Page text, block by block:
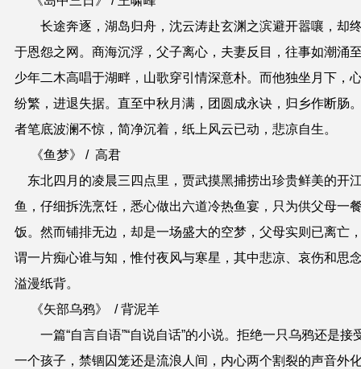
长途奔逐，湖岛归舟，沈云涛赴玄渊之滨避开嚣嚷，却
于恩怨之网。商海沉浮，父子离心，夫妻反目，往事如潮涌
少年二木高唱于湖畔，山歌穿引情深意朴。而他独坐月下，
纷繁，进退失据。直至中秋月满，团圆成永诀，归乡作断肠
者笔底波澜不惊，简净沉着，纸上风云已动，悲凉自生。
《鱼梦》 / 高君
东北四月的凌晨三四点里，贾武摸黑捕捞出珍贵鲜美的开
鱼，仔细拆洗烹饪，悉心做出六道冷热鱼宴，只为供父母一
饭。然而铺排无边，却是一场盛大的空梦，父母实则已离亡
谓一片痴心谁与知，惟付夜风与寒星，其中悲凉、哀伤和思
溢漫纸背。
《矢部乌鸦》 / 背泥羊
一篇“自言自语”“自说自话”的小说。拒绝一只乌鸦还是接
一个孩子，禁锢囚笼还是流浪人间，内心两个割裂的声音外